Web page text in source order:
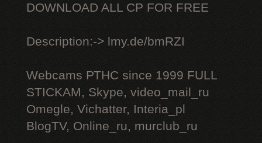
DOWNLOAD ALL СР FOR FREE
Description:-> lmy.de/bmRZI
Webcams РТНС since 1999 FULL
STICKAM, Skype, video_mail_ru
Omegle, Vichatter, Interia_pl
BlogTV, Online_ru, murclub_ru